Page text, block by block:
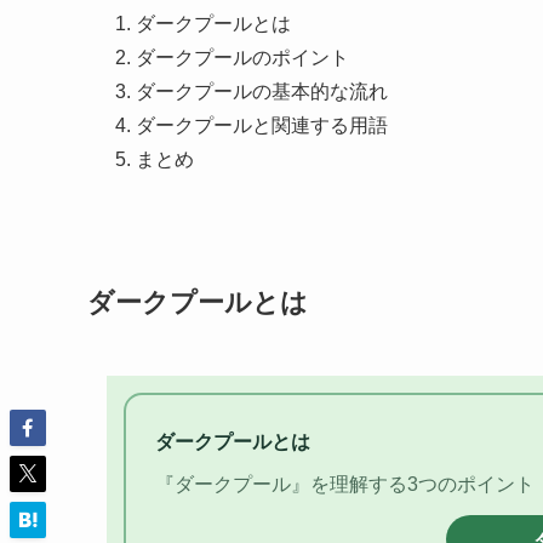
ダークプールとは
ダークプールのポイント
ダークプールの基本的な流れ
ダークプールと関連する用語
まとめ
ダークプールとは
ダークプールとは
『ダークプール』を理解する3つのポイント